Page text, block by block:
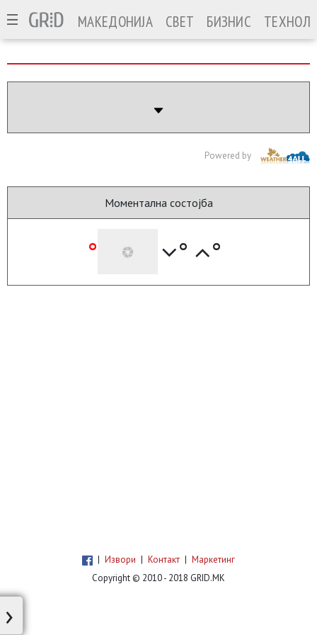
МАКЕДОНИЈА СВЕТ БИЗНИС
Powered by
Моментална состојба
° ° °
| Извори | Контакт | Маркетинг
Copyright © 2010 - 2018 GRID.MK
›